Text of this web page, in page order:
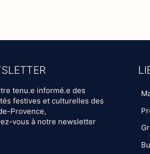
tenu.e informé.e des
festives et culturelles des
Provence,
vous à notre newsletter